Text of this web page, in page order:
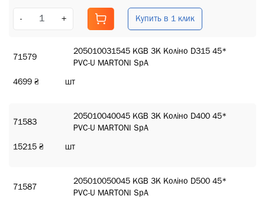
- + Купить в 1 клик
71579
205010031545 KGB ЗК Коліно D315 45*
PVC-U MARTONI SpA
4699 ₴ шт
71583
205010040045 KGB ЗК Коліно D400 45*
PVC-U MARTONI SpA
15215 ₴ шт
71587
205010050045 KGB ЗК Коліно D500 45*
PVC-U MARTONI SpA